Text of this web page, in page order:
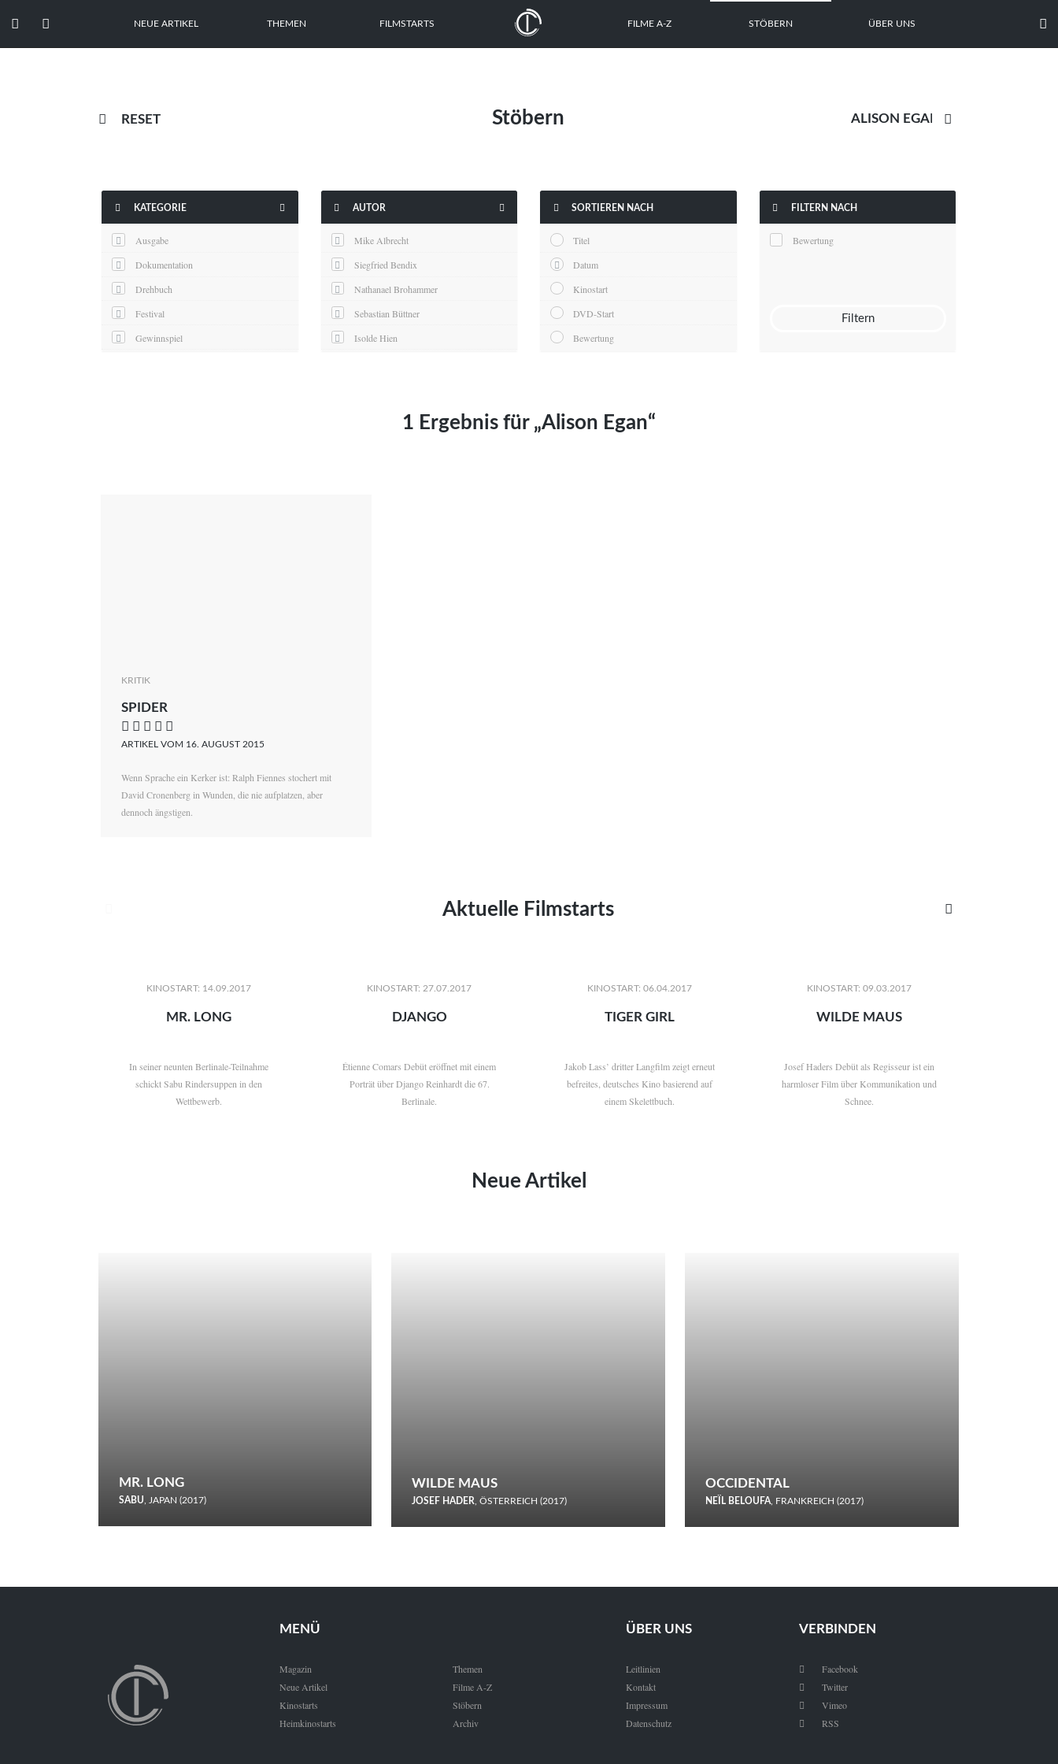
  NEUE ARTIKEL THEMEN FILMSTARTS FILME A-Z STÖBERN ÜBER UNS 
 RESET Stöbern 
 KATEGORIE 
Ausgabe
Dokumentation
Drehbuch
Festival
Gewinnspiel
 AUTOR 
Mike Albrecht
Siegfried Bendix
Nathanael Brohammer
Sebastian Büttner
Isolde Hien
 SORTIEREN NACH
Titel
Datum
Kinostart
DVD-Start
Bewertung
 FILTERN NACH
Bewertung
Filtern
1 Ergebnis für „Alison Egan“
KRITIK
SPIDER
    
ARTIKEL VOM 16. AUGUST 2015
Wenn Sprache ein Kerker ist: Ralph Fiennes stochert mit
David Cronenberg in Wunden, die nie aufplatzen, aber
dennoch ängstigen.
Aktuelle Filmstarts 
KINOSTART: 14.09.2017
MR. LONG
In seiner neunten Berlinale-Teilnahme
schickt Sabu Rindersuppen in den
Wettbewerb.
KINOSTART: 27.07.2017
DJANGO
Étienne Comars Debüt eröffnet mit einem
Porträt über Django Reinhardt die 67.
Berlinale.
KINOSTART: 06.04.2017
TIGER GIRL
Jakob Lass’ dritter Langfilm zeigt erneut
befreites, deutsches Kino basierend auf
einem Skelettbuch.
KINOSTART: 09.03.2017
WILDE MAUS
Josef Haders Debüt als Regisseur ist ein
harmloser Film über Kommunikation und
Schnee.
Neue Artikel
MR. LONG
SABU, JAPAN (2017)
den Wettbewerb.
WILDE MAUS
JOSEF HADER, ÖSTERREICH (2017)
Schnee.
OCCIDENTAL
NEÏL BELOUFA, FRANKREICH (2017)
MENÜ
Magazin
Neue Artikel
Kinostarts
Heimkinostarts
Themen
Filme A-Z
Stöbern
Archiv
ÜBER UNS
Leitlinien
Kontakt
Impressum
Datenschutz
VERBINDEN
 Facebook
 Twitter
 Vimeo
 RSS